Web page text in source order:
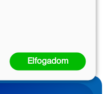
Elfogadom